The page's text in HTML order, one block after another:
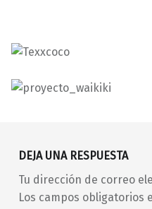
glam
Volver a la navegación principal
DEJA UNA RESPUESTA
Tu dirección de correo
Los campos obligatorios